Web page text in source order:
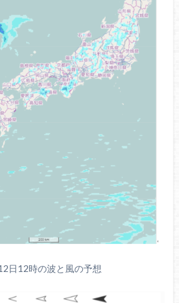
日12時の波と風の予想